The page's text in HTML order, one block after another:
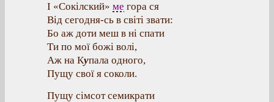
І «Сокілский» ме гора ся
Від сегодня-сь в світі звати:
Бо аж доти меш в ні спати
Ти по мої божі волі,
Аж на Купала одного,
Пущу свої я соколи.
Пущу сімсот семикрати